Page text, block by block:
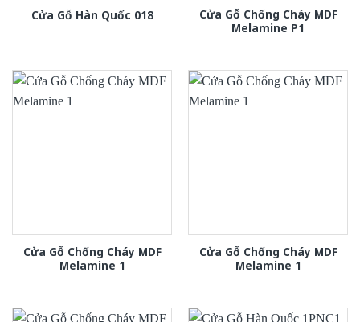
Cửa Gỗ Hàn Quốc 018
Cửa Gỗ Chống Cháy MDF
Melamine P1
Cửa Gỗ Chống Cháy MDF
Melamine 1
Cửa Gỗ Chống Cháy MDF
Melamine 1